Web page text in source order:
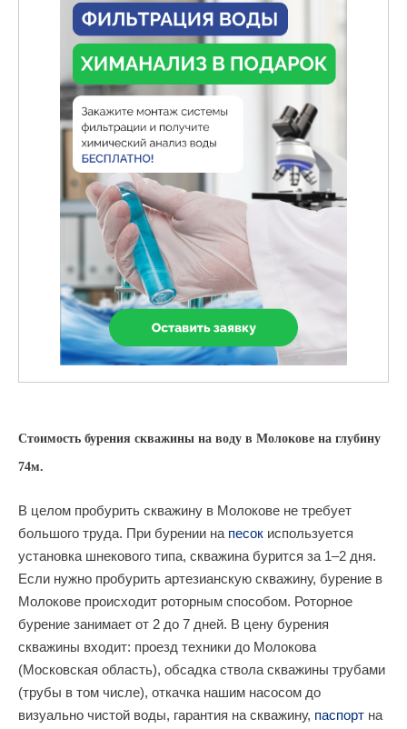
Стоимость бурения скважины на воду в Молокове на глубину
74м.
В целом пробурить скважину в Молокове не требует
большого труда. При бурении на песок используется
установка шнекового типа, скважина бурится за 1–2 дня.
Если нужно пробурить артезианскую скважину, бурение в
Молокове происходит роторным способом. Роторное
бурение занимает от 2 до 7 дней. В цену бурения
скважины входит: проезд техники до Молокова
(Московская область), обсадка ствола скважины трубами
(трубы в том числе), откачка нашим насосом до
визуально чистой воды, гарантия на скважину, паспорт на